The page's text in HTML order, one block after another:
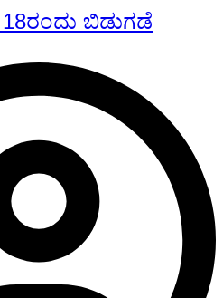
ಬಿಡುಗಡೆ